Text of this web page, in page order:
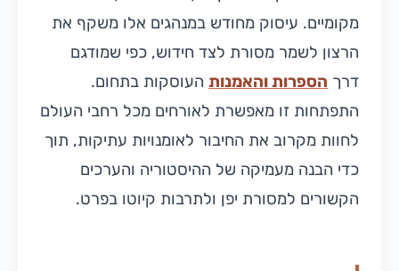
מקומיים. עיסוק מחודש במנהגים אלו משקף את
הרצון לשמר מסורת לצד חידוש, כפי שמודגם
דרך הספרות והאמנות העוסקות בתחום.
התפתחות זו מאפשרת לאורחים מכל רחבי העולם
לחוות מקרוב את החיבור לאומנויות עתיקות, תוך
כדי הבנה מעמיקה של ההיסטוריה והערכים
הקשורים למסורת יפן ולתרבות קיוטו בפרט.